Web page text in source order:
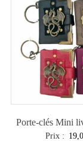
Porte-clés Mini
Prix :